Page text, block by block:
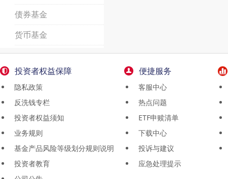
债券基金
货币基金
投资者权益保障
隐私政策
反洗钱专栏
投资者权益须知
业务规则
基金产品风险等级划分规则说明
投资者教育
便捷服务
客服中心
热点问题
ETF申赎清单
下载中心
投诉与建议
应急处理提示